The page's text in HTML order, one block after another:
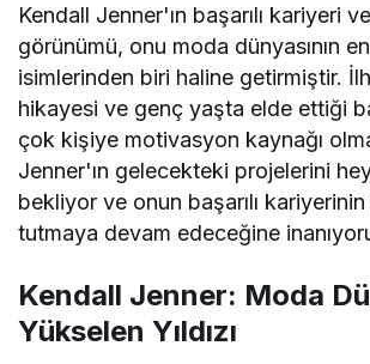
Kendall Jenner'ın başarılı kariyeri
görünümü, onu moda dünyasının
isimlerinden biri haline getirmiştir.
hikayesi ve genç yaşta elde ettiği
çok kişiye motivasyon kaynağı
Jenner'ın gelecekteki projelerini
bekliyor ve onun başarılı kariyerinin
tutmaya devam edeceğine
Kendall Jenner: Moda
Yükselen Yıldızı